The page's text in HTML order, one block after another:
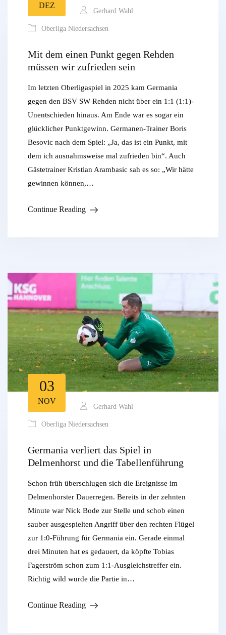
DEZ
Gerhard Wahl
Oberliga Niedersachsen
Mit dem einen Punkt gegen Rehden
müssen wir zufrieden sein
Im letzten Oberligaspiel in 2025 kam Germania
gegen den BSV SW Rehden nicht über ein 1:1 (1:1)-
Unentschieden hinaus. Am Ende war es sogar ein
glücklicher Punktgewinn. Germanen-Trainer Boris
Besovic nach dem Spiel: „Ja, das ist ein Punkt, mit
dem ich ausnahmsweise mal zufrieden bin“. Auch
Gästetrainer Kristian Arambasic sah es so: „Wir hätte
gewinnen können,…
Continue Reading
03
NOV
Gerhard Wahl
Oberliga Niedersachsen
Germania verliert das Spiel in
Delmenhorst und die Tabellenführung
Schon früh überschlugen sich die Ereignisse im
Delmenhorster Dauerregen. Bereits in der zehnten
Minute war Nick Bode zur Stelle und schob einen
sauber ausgespielten Angriff über den rechten Flügel
zur 1:0-Führung für Germania ein. Gerade einmal
drei Minuten hat es gedauert, da köpfte Tobias
Fagerström schon zum 1:1-Ausgleichstreffer ein.
Richtig wild wurde die Partie in…
Continue Reading